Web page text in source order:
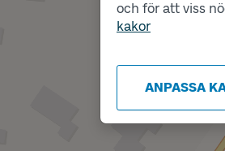
och för att viss
kakor
ANPASSA